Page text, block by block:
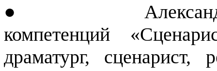
● Александр
компетенций
драматург, сценарист,